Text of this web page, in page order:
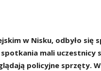
w Nisku, odbyło
mali uczestnicy
policyjne sprzęty.